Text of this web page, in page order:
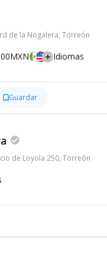
de la Nogalera, Torreón
Idiomas
Guardar
de Loyola 250, Torreón